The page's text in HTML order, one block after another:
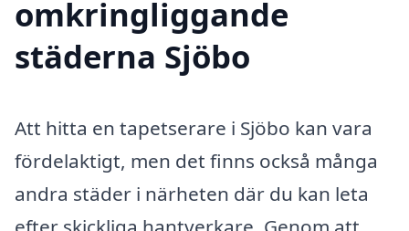
omkringliggande
städerna Sjöbo
Att hitta en tapetserare i Sjöbo kan vara
fördelaktigt, men det finns också många
andra städer i närheten där du kan leta